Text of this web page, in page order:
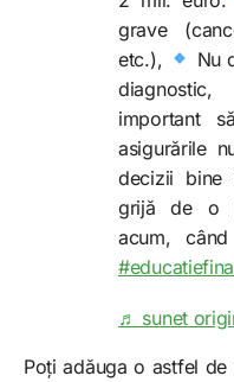
grave
etc.),
Nu
important
asigurările
decizii bine
grijă de o
acum,
♬ sunet
Poți adăuga o astfel